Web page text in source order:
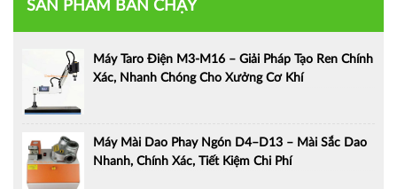
SẢN PHẨM BÁN CHẠY
Máy Taro Điện M3-M16 – Giải Pháp Tạo Ren Chính
Xác, Nhanh Chóng Cho Xưởng Cơ Khí
Máy Mài Dao Phay Ngón D4–D13 – Mài Sắc Dao
Nhanh, Chính Xác, Tiết Kiệm Chi Phí